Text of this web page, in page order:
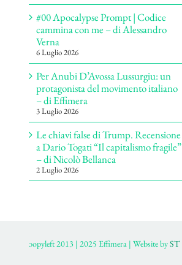
#00 Apocalypse Prompt | Codice
cammina con me – di Alessandro
Verna
6 Luglio 2026
Per Anubi D’Avossa Lussurgiu: un
protagonista del movimento italiano
– di Effimera
3 Luglio 2026
Le chiavi false di Trump. Recensione
a Dario Togati “Il capitalismo fragile”
– di Nicolò Bellanca
2 Luglio 2026
ɔopyleft 2013 | 2025 Effimera | Website byST